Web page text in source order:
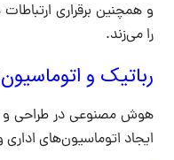
و همچنین برقراری
را می‌زند.
رباتیک و
هوش مصنوعی در طراحی و
ایجاد اتوماسیون‌های اداری